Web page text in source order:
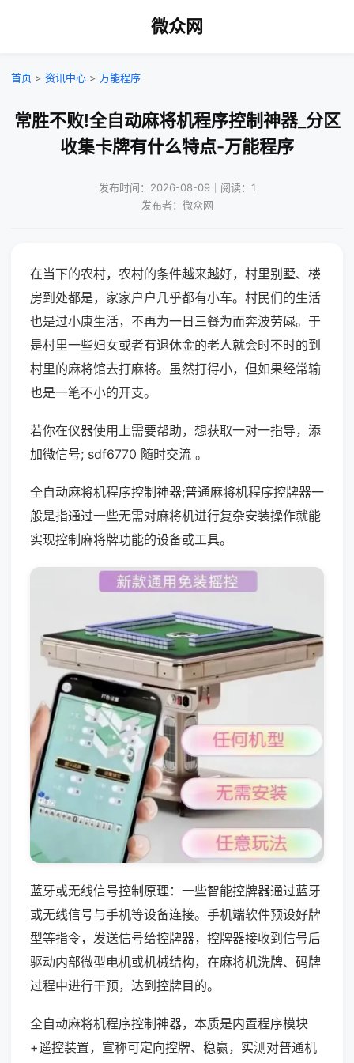
微众网
首页 > 资讯中心 > 万能程序
常胜不败!全自动麻将机程序控制神器_分区
收集卡牌有什么特点-万能程序
发布时间：2026-08-09｜阅读：1
发布者：微众网
在当下的农村，农村的条件越来越好，村里别墅、楼
房到处都是，家家户户几乎都有小车。村民们的生活
也是过小康生活，不再为一日三餐为而奔波劳碌。于
是村里一些妇女或者有退休金的老人就会时不时的到
村里的麻将馆去打麻将。虽然打得小，但如果经常输
也是一笔不小的开支。
若你在仪器使用上需要帮助，想获取一对一指导，添
加微信号; sdf6770 随时交流 。
全自动麻将机程序控制神器;普通麻将机程序控牌器一
般是指通过一些无需对麻将机进行复杂安装操作就能
实现控制麻将牌功能的设备或工具。
蓝牙或无线信号控制原理：一些智能控牌器通过蓝牙
或无线信号与手机等设备连接。手机端软件预设好牌
型等指令，发送信号给控牌器，控牌器接收到信号后
驱动内部微型电机或机械结构，在麻将机洗牌、码牌
过程中进行干预，达到控牌目的。
全自动麻将机程序控制神器，本质是内置程序模块
+遥控装置，宣称可定向控牌、稳赢，实测对普通机